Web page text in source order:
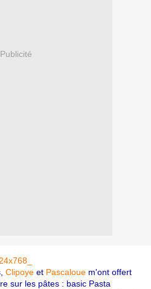
Publicité
Clipoye etPascaloue m'ont offert
sur les pâtes : basic Pasta